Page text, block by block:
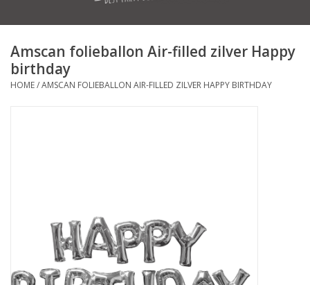
Folie ballonnen
Verjaardag thema's
Schmink&beauty
Amscan folieballon Air-filled zilver Happy
birthday
HOME/AMSCAN FOLIEBALLON AIR-FILLED ZILVER HAPPY BIRTHDAY